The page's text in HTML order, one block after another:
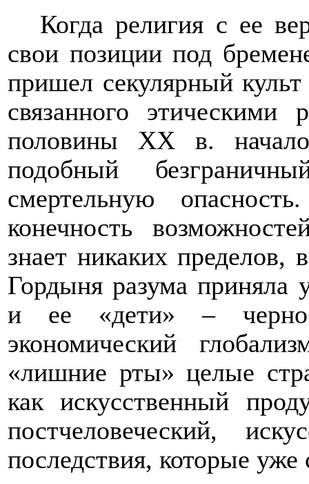
Когда религия с ее
свои позиции под
пришел секулярный
связанного
половины XX в.
подобный
смертельную
конечность
знает никаких пределов,
Гордыня разума
и ее «дети» –
экономический
«лишние рты» целые
как искусственный
постчеловеческий,
последствия, которые уже